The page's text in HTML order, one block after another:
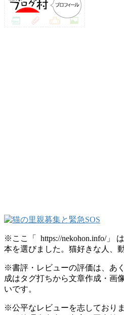
※ここ「 https://nekohon.info/」
本を選びました。猫好きな人、
※書評・レビューの評価は、あ
成はタグ打ちから文章作成・画
いです。
※公平なレビューを志しており